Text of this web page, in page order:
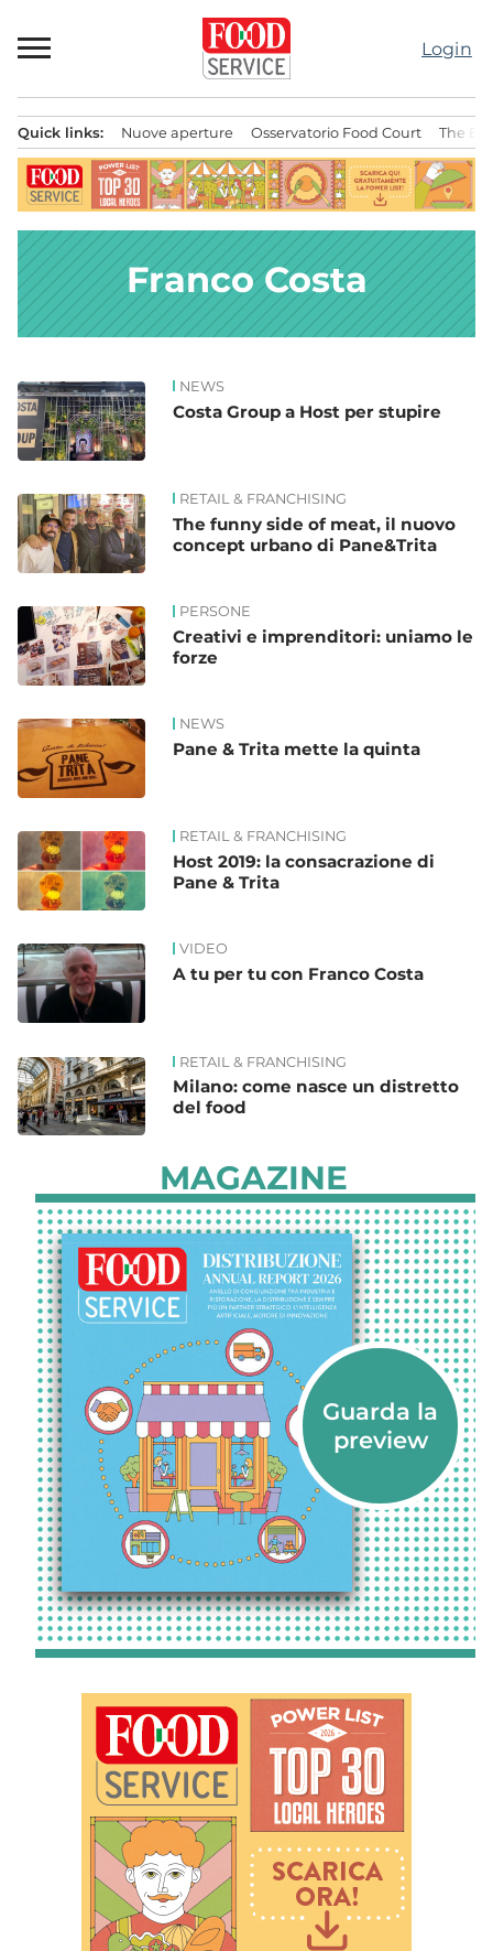
al
contenuto
Login
principale
Quick links: Nuove aperture Osservatorio Food Court The
Franco Costa
News NEWS
Costa Group a Host per stupire
RETAIL & FRANCHISING
The funny side of meat, il nuovo
concept urbano di Pane&Trita
PERSONE
Creativi e imprenditori: uniamo le
forze
NEWS
Pane & Trita mette la quinta
RETAIL & FRANCHISING
Host 2019: la consacrazione di
Pane & Trita
VIDEO
A tu per tu con Franco Costa
RETAIL & FRANCHISING
Milano: come nasce un distretto
del food
MAGAZINE